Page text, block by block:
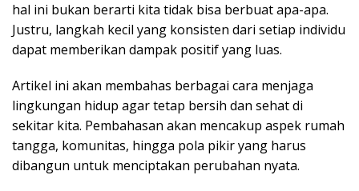
hal ini bukan berarti kita tidak bisa berbuat apa-apa.
Justru, langkah kecil yang konsisten dari setiap individu
dapat memberikan dampak positif yang luas.
Artikel ini akan membahas berbagai cara menjaga
lingkungan hidup agar tetap bersih dan sehat di
sekitar kita. Pembahasan akan mencakup aspek rumah
tangga, komunitas, hingga pola pikir yang harus
dibangun untuk menciptakan perubahan nyata.